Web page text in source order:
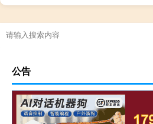
公告